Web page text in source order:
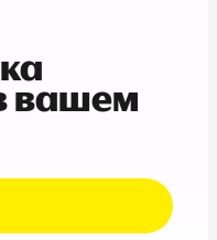
вашем